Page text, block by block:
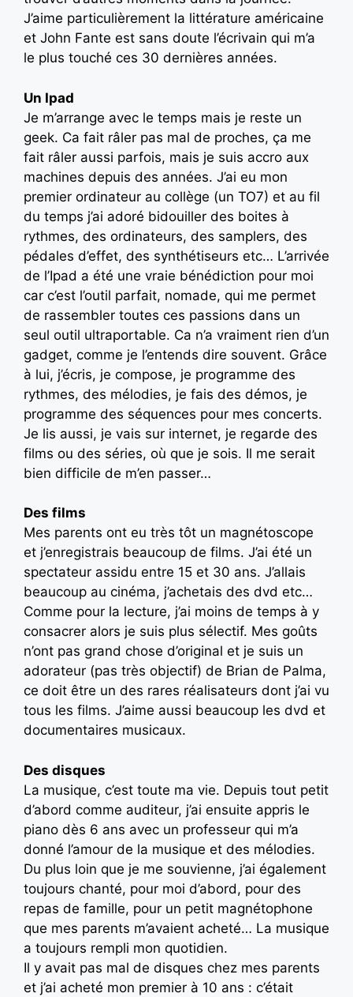
J’aime particulièrement la littérature américaine
et John Fante est sans doute l’écrivain qui m’a
le plus touché ces 30 dernières années.
Un Ipad
Je m’arrange avec le temps mais je reste un
geek. Ca fait râler pas mal de proches, ça me
fait râler aussi parfois, mais je suis accro aux
machines depuis des années. J’ai eu mon
premier ordinateur au collège (un TO7) et au fil
du temps j’ai adoré bidouiller des boites à
rythmes, des ordinateurs, des samplers, des
pédales d’effet, des synthétiseurs etc… L’arrivée
de l’Ipad a été une vraie bénédiction pour moi
car c’est l’outil parfait, nomade, qui me permet
de rassembler toutes ces passions dans un
seul outil ultraportable. Ca n’a vraiment rien d’un
gadget, comme je l’entends dire souvent. Grâce
à lui, j’écris, je compose, je programme des
rythmes, des mélodies, je fais des démos, je
programme des séquences pour mes concerts.
Je lis aussi, je vais sur internet, je regarde des
films ou des séries, où que je sois. Il me serait
bien difficile de m’en passer…
Des films
Mes parents ont eu très tôt un magnétoscope
et j’enregistrais beaucoup de films. J’ai été un
spectateur assidu entre 15 et 30 ans. J’allais
beaucoup au cinéma, j’achetais des dvd etc…
Comme pour la lecture, j’ai moins de temps à y
consacrer alors je suis plus sélectif. Mes goûts
n’ont pas grand chose d’original et je suis un
adorateur (pas très objectif) de Brian de Palma,
ce doit être un des rares réalisateurs dont j’ai vu
tous les films. J’aime aussi beaucoup les dvd et
documentaires musicaux.
Des disques
La musique, c’est toute ma vie. Depuis tout petit
d’abord comme auditeur, j’ai ensuite appris le
piano dès 6 ans avec un professeur qui m’a
donné l’amour de la musique et des mélodies.
Du plus loin que je me souvienne, j’ai également
toujours chanté, pour moi d’abord, pour des
repas de famille, pour un petit magnétophone
que mes parents m’avaient acheté… La musique
a toujours rempli mon quotidien.
Il y avait pas mal de disques chez mes parents
et j’ai acheté mon premier à 10 ans : c’était